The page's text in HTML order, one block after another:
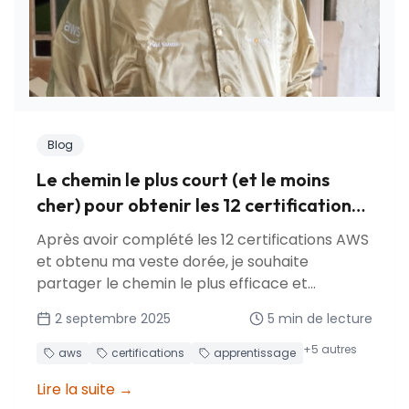
Blog
Le chemin le plus court (et le moins
cher) pour obtenir les 12 certifications
AWS
Après avoir complété les 12 certifications AWS
et obtenu ma veste dorée, je souhaite
partager le chemin le plus efficace et
stratégies de certification, les approches
d'apprentissage, et comment maximiser les
2 septembre 2025 5 min de lecture
aws certifications apprentissage +5 autres
Lire la suite →